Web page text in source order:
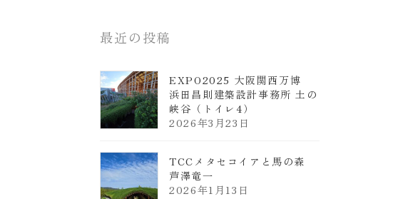
最近の投稿
EXPO2025 大阪関西万博
浜田昌則建築設計事務所 土の
峡谷（トイレ4）
2026年3月23日
TCCメタセコイアと馬の森
芦澤竜一
2026年1月13日